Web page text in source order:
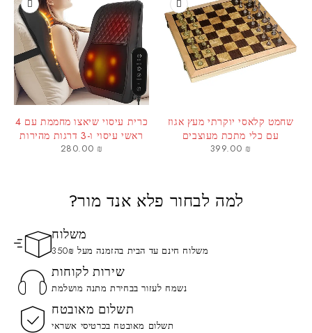
שחמט קלאסי יוקרתי מעץ אגוז
עם כלי מתכת מעוצבים
399.00 ₪
כרית עיסוי שיאצו מחממת עם 4
ראשי עיסוי ו-3 דרגות מהירות
280.00 ₪
למה לבחור פלא אנד מור?
משלוח
משלוח חינם עד הבית בהזמנה מעל 350₪
שירות לקוחות
נשמח לעזור בבחירת מתנה מושלמת
תשלום מאובטח
תשלום מאובטח בכרטיסי אשראי